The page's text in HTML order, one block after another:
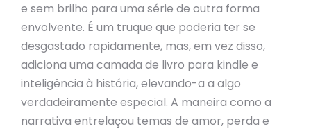
e sem brilho para uma série de outra forma
envolvente. É um truque que poderia ter se
desgastado rapidamente, mas, em vez disso,
adiciona uma camada de livro para kindle e
inteligência à história, elevando-a a algo
verdadeiramente especial. A maneira como a
narrativa entrelaçou temas de amor, perda e